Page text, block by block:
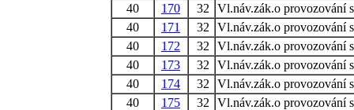
40
170 32
Vl.náv.zák.o provozování
40
171 32
Vl.náv.zák.o provozování
40
172 32
Vl.náv.zák.o provozování
40
173 32
Vl.náv.zák.o provozování
40
174 32
Vl.náv.zák.o provozování
40
175 32
Vl.náv.zák.o provozování